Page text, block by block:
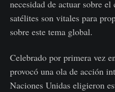
necesidad de actuar sobre
satélites son vitales para
sobre este tema global.
Celebrado por primera vez
provocó una ola de acción
Naciones Unidas eligieron